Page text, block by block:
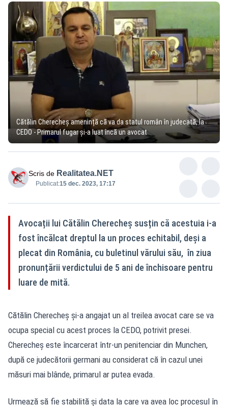
Cătălin Cherecheș amenință că va da statul român în judecată, la
CEDO - Primarul fugar și-a luat încă un avocat
Scris de Realitatea.NET
Publicat:15 dec. 2023, 17:17
Avocații lui Cătălin Cherecheș susțin că acestuia i-a
fost încălcat dreptul la un proces echitabil, deși a
plecat din România, cu buletinul vărului său, în ziua
pronunțării verdictului de 5 ani de închisoare pentru
luare de mită.
Cătălin Cherecheș și-a angajat un al treilea avocat care se va
ocupa special cu acest proces la CEDO, potrivit presei.
Cherecheș este încarcerat într-un penitenciar din Munchen,
după ce judecătorii germani au considerat că în cazul unei
măsuri mai blânde, primarul ar putea evada.
Urmează să fie stabilită și data la care va avea loc procesul în